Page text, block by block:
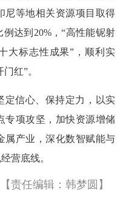
尼等地相关资源项目取得
达到20%，“高性能铌射
大标志性成果”，顺利实
红”。
定信心、保持定力，以实
专项攻坚，加快资源增储
属产业，深化数智赋能与
营底线。
【责任编辑：韩梦圆】